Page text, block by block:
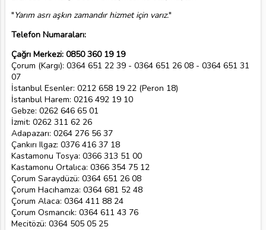
"Yarım asrı aşkın zamandır hizmet için varız."
Telefon Numaraları:
Çağrı Merkezi: 0850 360 19 19
Çorum (Kargı): 0364 651 22 39 - 0364 651 26 08 - 0364 651 31
07
İstanbul Esenler: 0212 658 19 22 (Peron 18)
İstanbul Harem: 0216 492 19 10
Gebze: 0262 646 65 01
İzmit: 0262 311 62 26
Adapazarı: 0264 276 56 37
Çankırı Ilgaz: 0376 416 37 18
Kastamonu Tosya: 0366 313 51 00
Kastamonu Ortalıca: 0366 354 75 12
Çorum Saraydüzü: 0364 651 26 08
Çorum Hacıhamza: 0364 681 52 48
Çorum Alaca: 0364 411 88 24
Çorum Osmancık: 0364 611 43 76
Mecitözü: 0364 505 05 25